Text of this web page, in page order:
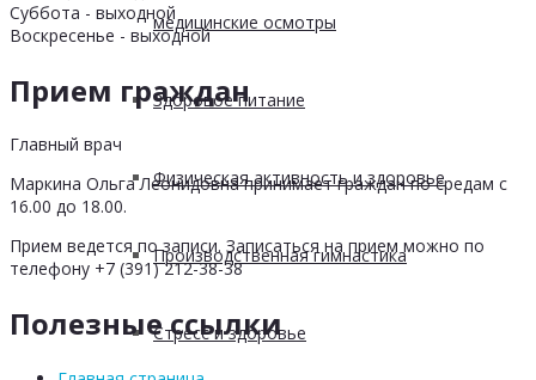
медицинские осмотры
Здоровое питание
Физическая активность и здоровье
Производственная гимнастика
Стресс и здоровье
Суббота - выходной
Воскресенье - выходной
Прием граждан
Главный врач
Маркина Ольга Леонидовна принимает граждан по средам с
16.00 до 18.00.
Прием ведется по записи. Записаться на прием можно по
телефону +7 (391) 212-38-38
Полезные ссылки